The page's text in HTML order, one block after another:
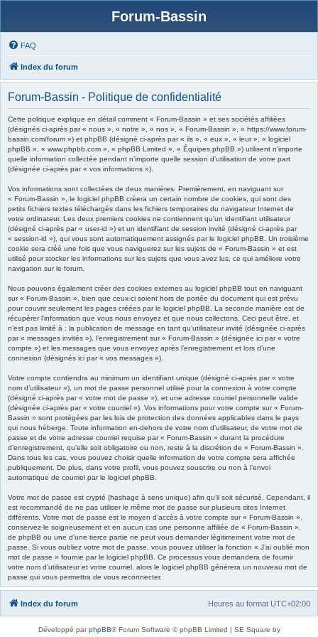
Forum-Bassin
FAQ
Index du forum
Forum-Bassin - Politique de confidentialité
Cette politique explique en détail comment « Forum-Bassin » et ses sociétés affiliées
(désignés ci-après par « nous », « notre », « nos », « Forum-Bassin », « https://www.forum-
bassin.com/forum ») et phpBB (désigné ci-après par « ils », « eux », « leur », « logiciel
phpBB », « www.phpbb.com », « phpBB Limited », « Équipes phpBB ») utilisent n’importe
quelle information collectée pendant n’importe quelle session d’utilisation de votre part
(désignée ci-après par « vos informations »).
Vos informations sont collectées de deux manières. Premièrement, en naviguant sur
« Forum-Bassin », le logiciel phpBB créera un certain nombre de cookies, qui sont des
petits fichiers textes téléchargés dans les fichiers temporaires du navigateur Internet de
votre ordinateur. Les deux premiers cookies ne contiennent qu’un identifiant utilisateur
(désigné ci-après par « user-id ») et un identifiant de session invité (désigné ci-après par
« session-id »), qui vous sont automatiquement assignés par le logiciel phpBB. Un troisième
cookie sera créé une fois que vous naviguerez sur les sujets de « Forum-Bassin » et est
utilisé pour stocker les informations sur les sujets que vous avez lus, ce qui améliore votre
navigation sur le forum.
Nous pouvons également créer des cookies externes au logiciel phpBB tout en naviguant
sur « Forum-Bassin », bien que ceux-ci soient hors de portée du document qui est prévu
pour couvrir seulement les pages créées par le logiciel phpBB. La seconde manière est de
récupérer l’information que vous nous envoyez et que nous collectons. Ceci peut être, et
n’est pas limité à : la publication de message en tant qu’utilisateur invité (désignée ci-après
par « messages invités »), l’enregistrement sur « Forum-Bassin » (désignée ici par « votre
compte ») et les messages que vous envoyez après l’enregistrement et lors d’une
connexion (désignés ici par « vos messages »).
Votre compte contiendra au minimum un identifiant unique (désigné ci-après par « votre
nom d’utilisateur »), un mot de passe personnel utilisé pour la connexion à votre compte
(désigné ci-après par « votre mot de passe »), et une adresse courriel personnelle valide
(désignée ci-après par « votre courriel »). Vos informations pour votre compte sur « Forum-
Bassin » sont protégées par les lois de protection des données applicables dans le pays
qui nous héberge. Toute information en-dehors de votre nom d’utilisateur, de votre mot de
passe et de votre adresse courriel requise par « Forum-Bassin » durant la procédure
d’enregistrement, qu’elle soit obligatoire ou non, reste à la discrétion de « Forum-Bassin ».
Dans tous les cas, vous pouvez choisir quelle information de votre compte sera affichée
publiquement. De plus, dans votre profil, vous pouvez souscrire ou non à l’envoi
automatique de courriel par le logiciel phpBB.
Votre mot de passe est crypté (hashage à sens unique) afin qu’il soit sécurisé. Cependant, il
est recommandé de ne pas utiliser le même mot de passe sur plusieurs sites Internet
différents. Votre mot de passe est le moyen d’accès à votre compte sur « Forum-Bassin »,
conservez-le soigneusement et en aucun cas une personne affiliée de « Forum-Bassin »,
de phpBB ou une d’une tierce partie ne peut vous demander légitimement votre mot de
passe. Si vous oubliez votre mot de passe, vous pouvez utiliser la fonction « J’ai oublié mon
mot de passe » fournie par le logiciel phpBB. Ce processus vous demandera de fournir
votre nom d’utilisateur et votre courriel, alors le logiciel phpBB générera un nouveau mot de
passe qui vous permettra de vous reconnecter.
Index du forum Heures au format UTC+02:00
Développé parphpBB® Forum Software © phpBB Limited | SE Square by